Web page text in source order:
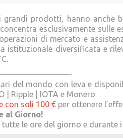
prodotti, hanno anche
esclusivamente sulle
di mercato e
istituzionale diversificata e
del mondo con leva e
| Ripple | IOTA e Monero
con soli 100 € per ottenere
al Giorno!
le ore del giorno e durante i